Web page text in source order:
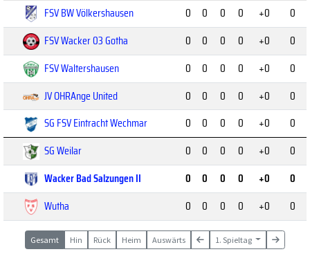
FSV BW Völkershausen
0 0 0 0 +0
0
FSV Wacker 03 Gotha
0 0 0 0 +0
0
FSV Waltershausen
0 0 0 0 +0
0
JV OHRAnge United
0 0 0 0 +0
0
SG FSV Eintracht Wechmar
0 0 0 0 +0
0
SG Weilar
0 0 0 0 +0
0
Wacker Bad Salzungen II
0 0 0 0 +0
0
Wutha
0 0 0 0 +0 0
Gesamt Hin Rück Heim Auswärts 1. Spieltag